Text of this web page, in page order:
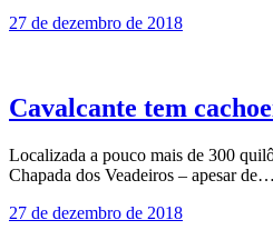
27 de dezembro de 2018
Cavalcante tem
Localizada a pouco mais de 300
Chapada dos Veadeiros – apesar de…
27 de dezembro de 2018